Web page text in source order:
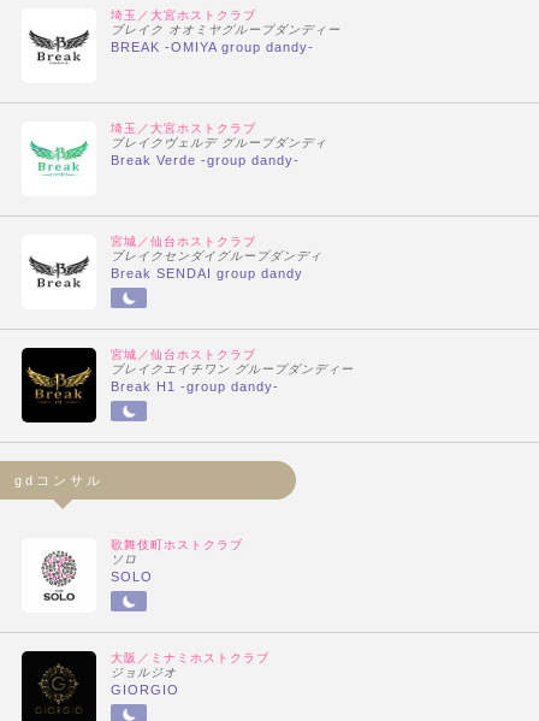
埼玉／大宮ホストクラブ
ブレイク オオミヤグループダンディー
BREAK -OMIYA group dandy-
埼玉／大宮ホストクラブ
ブレイクヴェルデ グループダンディ
Break Verde -group dandy-
宮城／仙台ホストクラブ
ブレイクセンダイグループダンディ
Break SENDAI group dandy
宮城／仙台ホストクラブ
ブレイクエイチワン グループダンディー
Break H1 -group dandy-
gdコンサル
歌舞伎町ホストクラブ
ソロ
SOLO
大阪／ミナミホストクラブ
ジョルジオ
GIORGIO